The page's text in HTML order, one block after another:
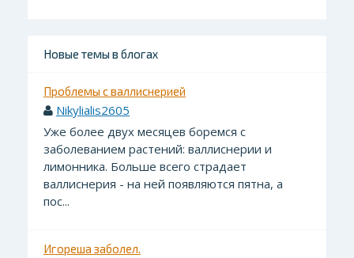
Новые темы в блогах
Проблемы с валлиснерией
Nikylialis2605
Уже более двух месяцев боремся с
заболеванием растений: валлиснерии и
лимонника. Больше всего страдает
валлиснерия - на ней появляются пятна, а
пос...
Игореша заболел.